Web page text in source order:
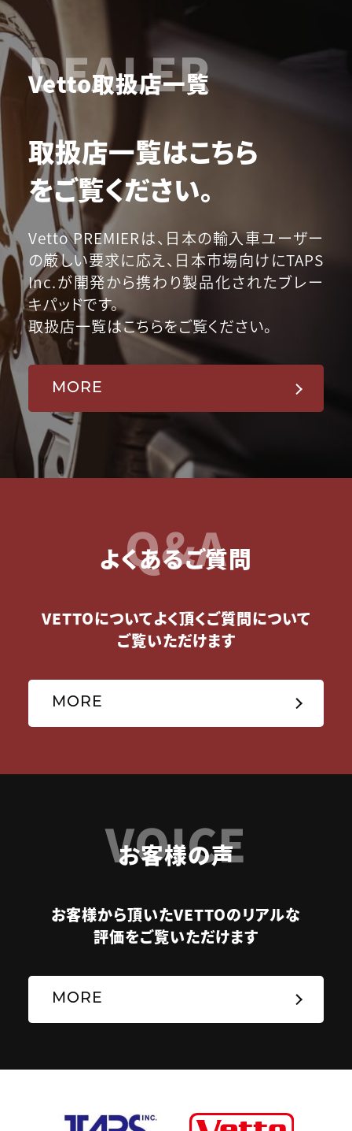
DEALER
Vetto取扱店一覧
取扱店一覧はこちら
をご覧ください。
Vetto PREMIERは、日本の輸入車ユーザー
の厳しい要求に応え、日本市場向けにTAPS
Inc.が開発から携わり製品化されたブレー
キパッドです。
取扱店一覧はこちらをご覧ください。
MORE
Q&A
よくあるご質問
VETTOについてよく頂くご質問について
ご覧いただけます
MORE
VOICE
お客様の声
お客様から頂いたVETTOのリアルな
評価をご覧いただけます
MORE